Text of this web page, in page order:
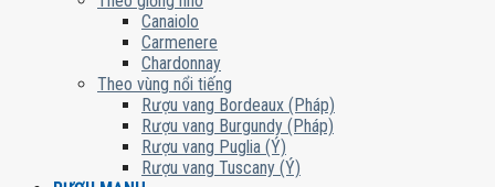
Canaiolo
Carmenere
Chardonnay
Theo vùng nổi tiếng
Rượu vang Bordeaux (Pháp)
Rượu vang Burgundy (Pháp)
Rượu vang Puglia (Ý)
Rượu vang Tuscany (Ý)